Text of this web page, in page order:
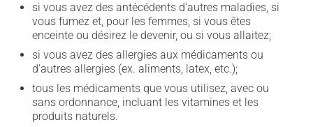
si vous avez des antécédents d'autres maladies, si
vous fumez et, pour les femmes, si vous êtes
enceinte ou désirez le devenir, ou si vous allaitez;
si vous avez des allergies aux médicaments ou
d'autres allergies (ex. aliments, latex, etc.);
tous les médicaments que vous utilisez, avec ou
sans ordonnance, incluant les vitamines et les
produits naturels.